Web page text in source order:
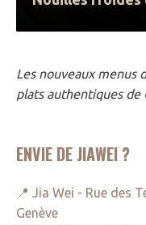
Les nouveaux menus
plats authentiques de
ENVIE DE JIAWEI ?
📍 Jia Wei - Rue des
Genève